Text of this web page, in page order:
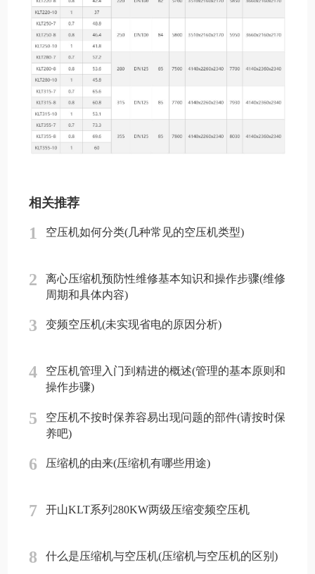
相关推荐
1 空压机如何分类(几种常见的空压机类型)
2
离心压缩机预防性维修基本知识和操作步骤(维修
周期和具体内容)
3 变频空压机(未实现省电的原因分析)
4
空压机管理入门到精进的概述(管理的基本原则和
操作步骤)
5
空压机不按时保养容易出现问题的部件(请按时保
养吧)
6 压缩机的由来(压缩机有哪些用途)
7 开山KLT系列280KW两级压缩变频空压机
8 什么是压缩机与空压机(压缩机与空压机的区别)